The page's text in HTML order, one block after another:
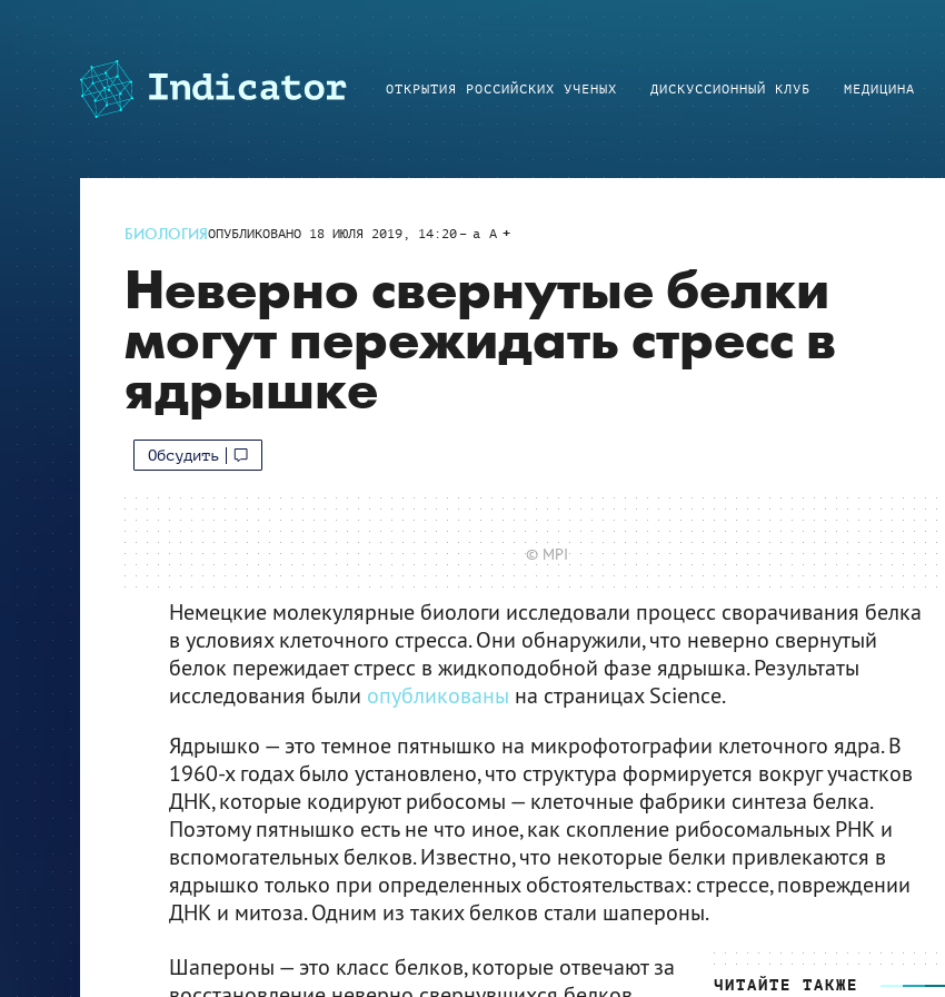
ОТКРЫТИЯ РОССИЙСКИХ УЧЕНЫХ ДИСКУССИОННЫЙ КЛУБ МЕДИЦИНА
БИОЛОГИЯОПУБЛИКОВАНО 18 ИЮЛЯ 2019, 14:20 a A
Неверно свернутые белки
могут пережидать стресс в
ядрышке
Обсудить
© MPI
Немецкие молекулярные биологи исследовали процесс сворачивания белка
в условиях клеточного стресса. Они обнаружили, что неверно свернутый
белок пережидает стресс в жидкоподобной фазе ядрышка. Результаты
исследования были опубликованы на страницах Science.
Ядрышко — это темное пятнышко на микрофотографии клеточного ядра. В
1960-х годах было установлено, что структура формируется вокруг участков
ДНК, которые кодируют рибосомы — клеточные фабрики синтеза белка.
Поэтому пятнышко есть не что иное, как скопление рибосомальных РНК и
вспомогательных белков. Известно, что некоторые белки привлекаются в
ядрышко только при определенных обстоятельствах: стрессе, повреждении
ДНК и митоза. Одним из таких белков стали шапероны.
ЧИТАЙТЕ ТАКЖЕ
Шапероны — это класс белков, которые отвечают за